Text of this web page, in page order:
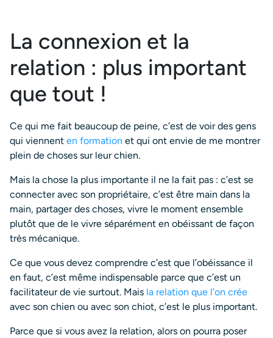
La connexion et la
relation : plus important
que tout !
Ce qui me fait beaucoup de peine, c’est de voir des gens
qui viennent en formation et qui ont envie de me montrer
plein de choses sur leur chien.
Mais la chose la plus importante il ne la fait pas : c’est se
connecter avec son propriétaire, c’est être main dans la
main, partager des choses, vivre le moment ensemble
plutôt que de le vivre séparément en obéissant de façon
très mécanique.
Ce que vous devez comprendre c’est que l’obéissance il
en faut, c’est même indispensable parce que c’est un
facilitateur de vie surtout. Mais la relation que l’on crée
avec son chien ou avec son chiot, c’est le plus important.
Parce que si vous avez la relation, alors on pourra poser